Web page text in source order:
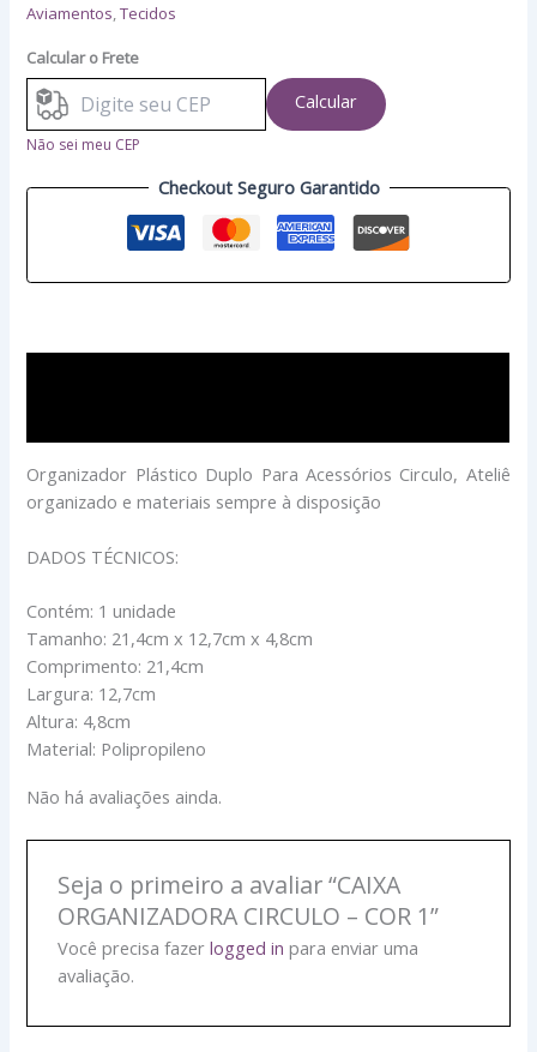
Aviamentos,Tecidos
Calcular o Frete
Calcular
Não sei meu CEP
Checkout Seguro Garantido
Organizador Plástico Duplo Para Acessórios Circulo, Ateliê
organizado e materiais sempre à disposição
DADOS TÉCNICOS:
Contém: 1 unidade
Tamanho: 21,4cm x 12,7cm x 4,8cm
Comprimento: 21,4cm
Largura: 12,7cm
Altura: 4,8cm
Material: Polipropileno
Não há avaliações ainda.
Seja o primeiro a avaliar “CAIXA
ORGANIZADORA CIRCULO – COR 1”
Você precisa fazer logged in para enviar uma
avaliação.